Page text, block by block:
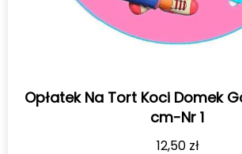
Opłatek Na Tort Koci Domek
cm-Nr 1
12,50 zł